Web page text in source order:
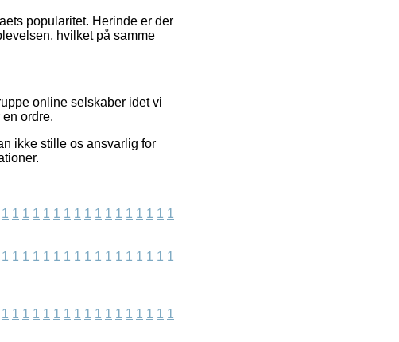
popularitet. Herinde er der
hvilket på samme
online selskaber idet vi
ordre.
ikke stille os ansvarlig for
1 1 1 1 1 1 1 1 1 1 1 1 1 1 1 1 1
1 1 1 1 1 1 1 1 1 1 1 1 1 1 1 1 1
1 1 1 1 1 1 1 1 1 1 1 1 1 1 1 1 1